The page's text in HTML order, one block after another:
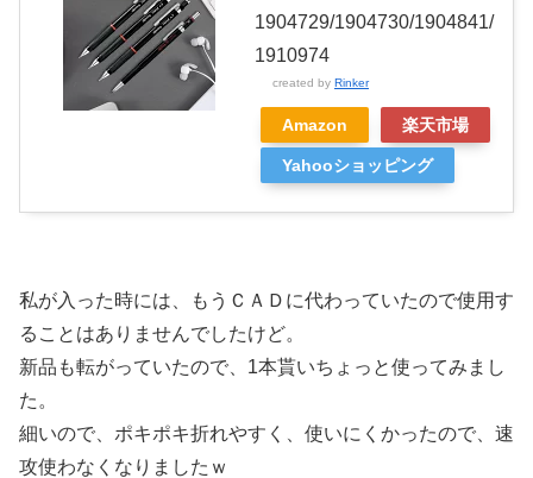
1904729/1904730/1904841/
1910974
created by Rinker
Amazon 楽天市場
Yahooショッピング
私が入った時には、もうＣＡＤに代わっていたので使用す
ることはありませんでしたけど。
新品も転がっていたので、1本貰いちょっと使ってみまし
た。
細いので、ポキポキ折れやすく、使いにくかったので、速
攻使わなくなりましたｗ